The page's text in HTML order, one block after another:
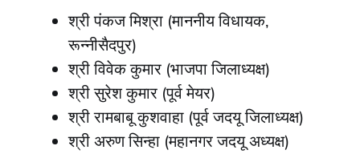
​श्री पंकज मिश्रा (माननीय विधायक,
रून्नीसैदपुर)
​श्री विवेक कुमार (भाजपा जिलाध्यक्ष)
​श्री सुरेश कुमार (पूर्व मेयर)
​श्री रामबाबू कुशवाहा (पूर्व जदयू जिलाध्यक्ष)
​श्री अरुण सिन्हा (महानगर जदयू अध्यक्ष)